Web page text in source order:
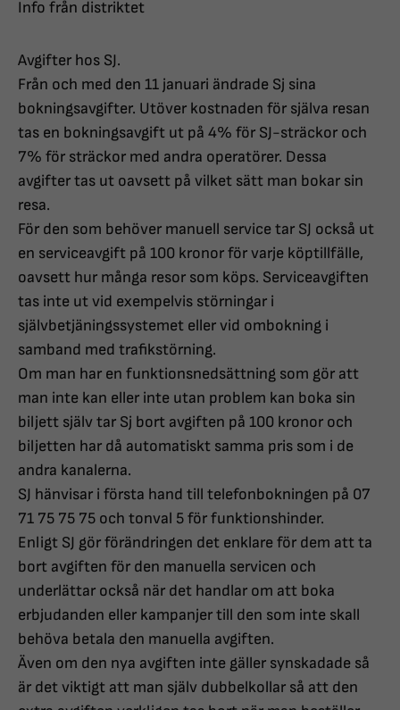
Info från distriktet
Avgifter hos SJ.
Från och med den 11 januari ändrade Sj sina
bokningsavgifter. Utöver kostnaden för själva resan
tas en bokningsavgift ut på 4% för SJ-sträckor och
7% för sträckor med andra operatörer. Dessa
avgifter tas ut oavsett på vilket sätt man bokar sin
resa.
För den som behöver manuell service tar SJ också ut
en serviceavgift på 100 kronor för varje köptillfälle,
oavsett hur många resor som köps. Serviceavgiften
tas inte ut vid exempelvis störningar i
självbetjäningssystemet eller vid ombokning i
samband med trafikstörning.
Om man har en funktionsnedsättning som gör att
man inte kan eller inte utan problem kan boka sin
biljett själv tar Sj bort avgiften på 100 kronor och
biljetten har då automatiskt samma pris som i de
andra kanalerna.
SJ hänvisar i första hand till telefonbokningen på 07
71 75 75 75 och tonval 5 för funktionshinder.
Enligt SJ gör förändringen det enklare för dem att ta
bort avgiften för den manuella servicen och
underlättar också när det handlar om att boka
erbjudanden eller kampanjer till den som inte skall
behöva betala den manuella avgiften.
Även om den nya avgiften inte gäller synskadade så
är det viktigt att man själv dubbelkollar så att den